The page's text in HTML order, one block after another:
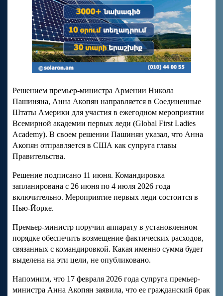
Решением премьер-министра Армении Никола
Пашиняна, Анна Акопян направляется в Соединенные
Штаты Америки для участия в ежегодном мероприятии
Всемирной академии первых леди (Global First Ladies
Academy). В своем решении Пашинян указал, что Анна
Акопян отправляется в США как супруга главы
Правительства.
Решение подписано 11 июня. Командировка
запланирована с 26 июня по 4 июля 2026 года
включительно. Мероприятие первых леди состоится в
Нью-Йорке.
Премьер-министр поручил аппарату в установленном
порядке обеспечить возмещение фактических расходов,
связанных с командировкой. Какая именно сумма будет
выделена на эти цели, не опубликовано.
Напомним, что 17 февраля 2026 года супруга премьер-
министра Анна Акопян заявила, что ее гражданский брак